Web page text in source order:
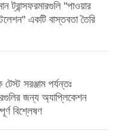
ট্রান্সফরমারগুলি "পাওয়ার
একটি বাস্তবতা তৈরি
সরঞ্জাম পর্যন্তঃ
জন্য অ্যাপ্লিকেশন
বিশ্লেষণ